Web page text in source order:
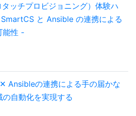
ッチプロビジョニング）体験ハ
と Ansible の連携による
能性 -
Ansibleの連携による手の届かな
の自動化を実現する